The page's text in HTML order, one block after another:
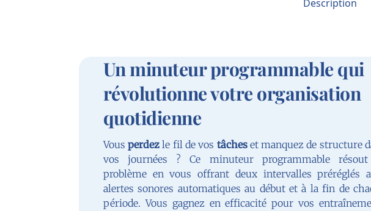
Description
Un minuteur programmable qui
révolutionne votre organisation
quotidienne
Vousperdez le fil de vos tâcheset manquez de structure
vos journées ? Ce minuteur programmable
problème en vous offrant deux intervalles préréglés
alertes sonores automatiques au début et à la fin de
période. Vous gagnez en efficacité pour vos